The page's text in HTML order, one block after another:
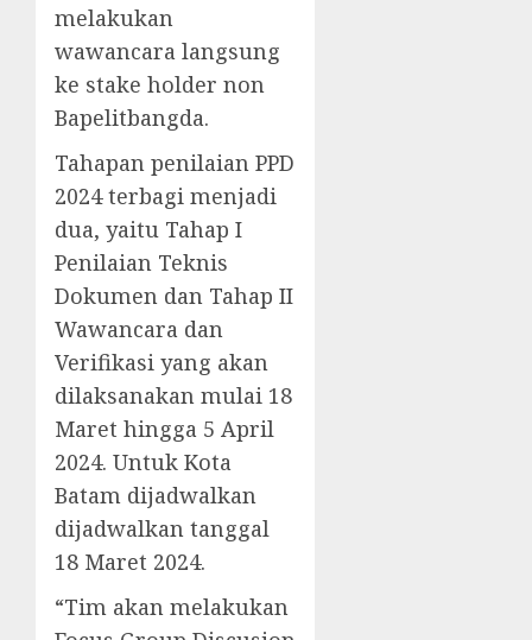
melakukan
wawancara langsung
ke stake holder non
Bapelitbangda.
Tahapan penilaian PPD
2024 terbagi menjadi
dua, yaitu Tahap I
Penilaian Teknis
Dokumen dan Tahap II
Wawancara dan
Verifikasi yang akan
dilaksanakan mulai 18
Maret hingga 5 April
2024. Untuk Kota
Batam dijadwalkan
dijadwalkan tanggal
18 Maret 2024.
“Tim akan melakukan